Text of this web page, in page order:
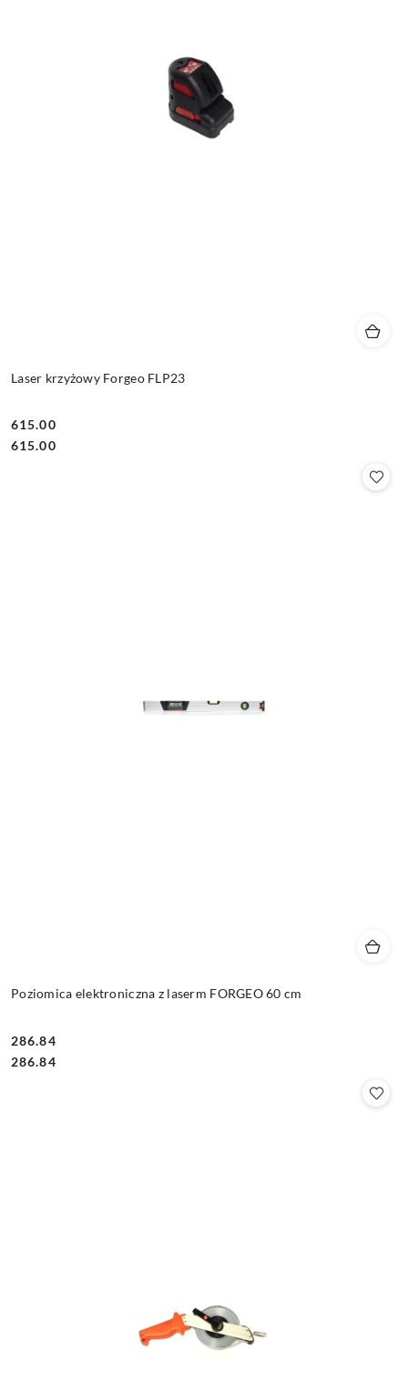
Laser krzyżowy Forgeo FLP23
Cena:
615.00
Cena:
615.00
Poziomica elektroniczna z laserm FORGEO 60 cm
Cena:
286.84
Cena:
286.84